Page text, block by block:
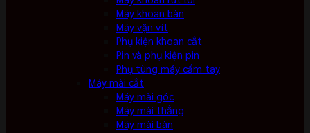
Máy khoan bàn
Máy vặn vít
Phụ kiện khoan cắt
Pin và phụ kiện pin
Phụ tùng máy cầm tay
Máy mài cắt
Máy mài góc
Máy mài thẳng
Máy mài bàn